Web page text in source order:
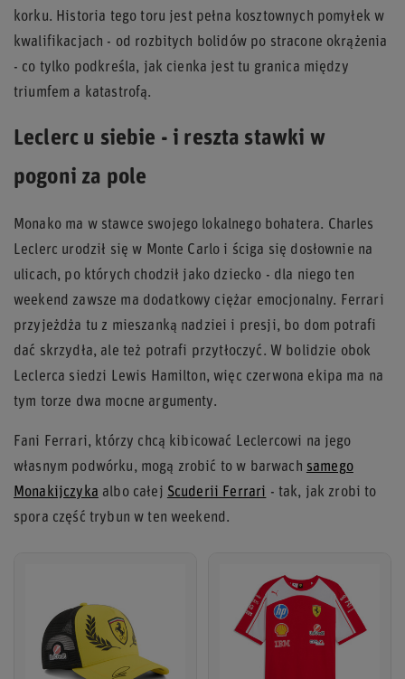
korku. Historia tego toru jest pełna kosztownych pomyłek w
kwalifikacjach - od rozbitych bolidów po stracone okrążenia
- co tylko podkreśla, jak cienka jest tu granica między
triumfem a katastrofą.
Leclerc u siebie - i reszta stawki w
pogoni za pole
Monako ma w stawce swojego lokalnego bohatera. Charles
Leclerc urodził się w Monte Carlo i ściga się dosłownie na
ulicach, po których chodził jako dziecko - dla niego ten
weekend zawsze ma dodatkowy ciężar emocjonalny. Ferrari
przyjeżdża tu z mieszanką nadziei i presji, bo dom potrafi
dać skrzydła, ale też potrafi przytłoczyć. W bolidzie obok
Leclerca siedzi Lewis Hamilton, więc czerwona ekipa ma na
tym torze dwa mocne argumenty.
Fani Ferrari, którzy chcą kibicować Leclercowi na jego
własnym podwórku, mogą zrobić to w barwach samego
Monakijczyka albo całej Scuderii Ferrari - tak, jak zrobi to
spora część trybun w ten weekend.